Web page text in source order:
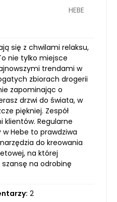
HEBE
się z chwilami relaksu,
nie tylko miejsce
trendami w
zbiorach drogerii
zapominając o
drzwi do świata, w
piękniej. Zespół
Regularne
Hebe to prawdziwa
do kreowania
na której
na odrobinę
2